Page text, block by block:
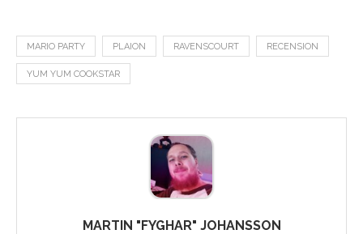
MARIO PARTY PLAION RAVENSCOURT RECENSION
YUM YUM COOKSTAR
MARTIN "FYGHAR" JOHANSSON